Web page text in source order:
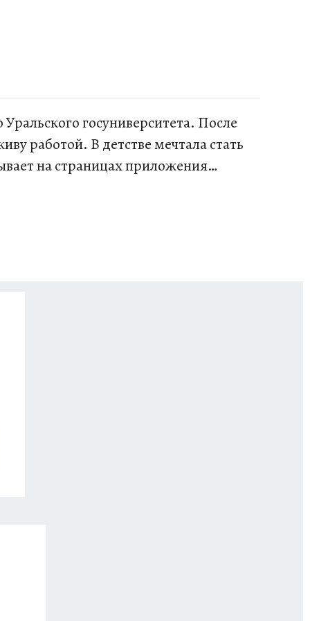
госуниверситета. После
работой. В детстве мечтала стать
на страницах приложения
жизни я люблю людей и стараюсь им